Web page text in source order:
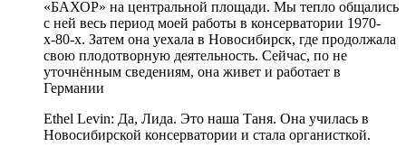
«БАХОР» на центральной площади. Мы тепло общались
с ней весь период моей работы в консерватории 1970-
х-80-х. Затем она уехала в Новосибирск, где продолжала
свою плодотворную деятельность. Сейчас, по не
уточнённым сведениям, она живет и работает в
Германии
Ethel Levin: Да, Лида. Это наша Таня. Она училась в
Новосибирской консерватории и стала органисткой.